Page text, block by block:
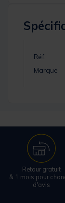
Réf.
Marque
Retour gratuit
& 1 mois pour
d'avis